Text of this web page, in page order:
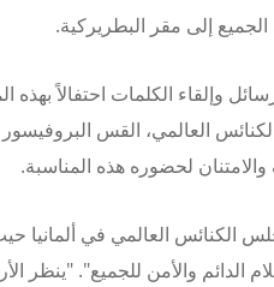
إلى مقر البطريركية.
وإلقاء الكلمات احتفالاً بهذه
العالمي، القس البروفيسور
لحضوره هذه المناسبة.
"مؤخرا عقدنا الاجتماع الـ 11 لمجلس الكنائس العالمي في
الدائم والأمن للجميع". "ينظر